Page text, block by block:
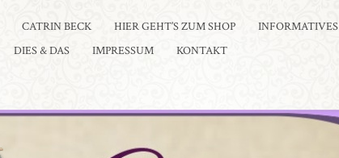
CATRIN BECK HIER GEHT’S ZUM SHOP INFORMATIVES
DIES & DAS IMPRESSUM KONTAKT